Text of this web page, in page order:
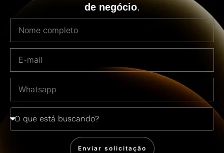
de negócio.
Enviar solicitação